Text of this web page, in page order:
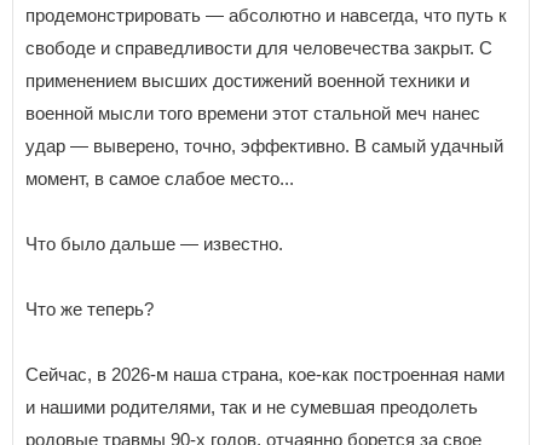
продемонстрировать — абсолютно и навсегда, что путь к
свободе и справедливости для человечества закрыт. С
применением высших достижений военной техники и
военной мысли того времени этот стальной меч нанес
удар — выверено, точно, эффективно. В самый удачный
момент, в самое слабое место...
Что было дальше — известно.
Что же теперь?
Сейчас, в 2026-м наша страна, кое-как построенная нами
и нашими родителями, так и не сумевшая преодолеть
родовые травмы 90-х годов, отчаянно борется за свое